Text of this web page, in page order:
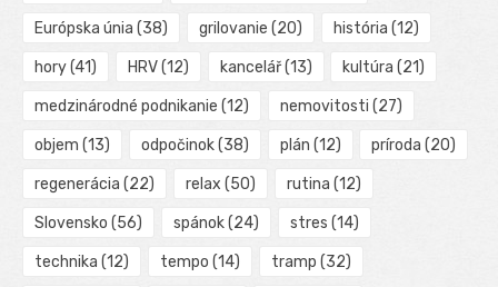
Európska únia (38) grilovanie (20) história (12)
hory(41) HRV(12) kancelář(13) kultúra (21)
medzinárodné podnikanie (12) nemovitosti (27)
objem (13) odpočinok(38) plán (12) príroda (20)
regenerácia (22) relax (50) rutina (12)
Slovensko (56) spánok(24) stres (14)
technika (12) tempo (14) tramp (32)